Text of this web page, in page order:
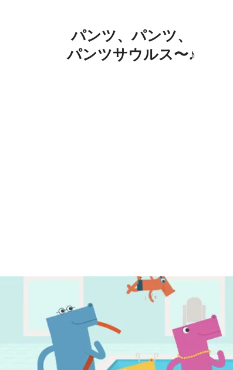
パンツ、パンツ、
パンツサウルス〜♪